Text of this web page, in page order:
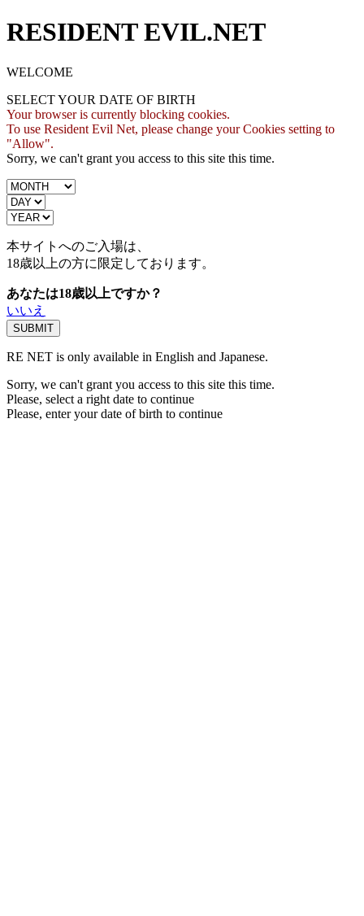
RESIDENT EVIL.NET
WELCOME
SELECT YOUR DATE OF BIRTH
Your browser is currently blocking cookies.
To use Resident Evil Net, please change your Cookies setting to
"Allow".
Sorry, we can't grant you access to this site this time.
本サイトへのご入場は、
18歳以上の方に限定しております。
あなたは18歳以上ですか？
いいえ
RE NET is only available in English and Japanese.
Sorry, we can't grant you access to this site this time.
Please, select a right date to continue
Please, enter your date of birth to continue